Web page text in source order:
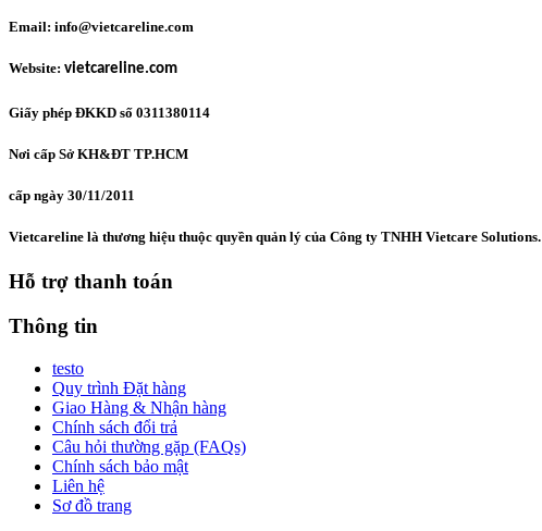
Email: info@vietcareline.com
Website: vietcareline.com
Giấy phép ĐKKD số 0311380114
Nơi cấp Sở KH&ĐT TP.HCM
cấp ngày 30/11/2011
Vietcareline là thương hiệu thuộc quyền quản lý của Công ty TNHH Vietcare Solutions.
Hỗ trợ thanh toán
Thông tin
testo
Quy trình Đặt hàng
Giao Hàng & Nhận hàng
Chính sách đổi trả
Câu hỏi thường gặp (FAQs)
Chính sách bảo mật
Liên hệ
Sơ đồ trang